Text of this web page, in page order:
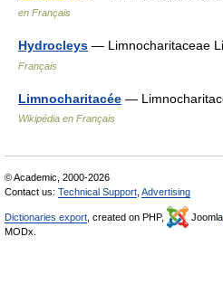
en Français
Hydrocleys — Limnocharitaceae
Français
Limnocharitacée —
Wikipédia en Français
© Academic, 2000-2026
Contact us: Technical Support Advertising
Dictionaries export , created on PHP, Joomla,
MODx.